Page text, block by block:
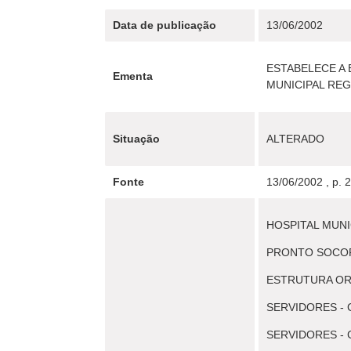
Data de publicação 13/06/2002
Ementa
ESTABELECE
MUNICIPAL
Situação ALTERADO
Fonte 13/06/2002 , p.
HOSPITAL
PRONTO
ESTRUTURA
SERVIDORES -
SERVIDORES -